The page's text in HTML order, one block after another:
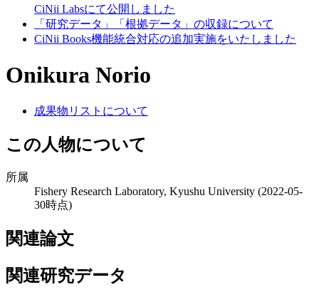
CiNii Labsにて公開しました
「研究データ」「根拠データ」の収録について
CiNii Books機能統合対応の追加実施をいたしました
Onikura Norio
成果物リストについて
この人物について
所属
Fishery Research Laboratory, Kyushu University (2022-05-
30時点)
関連論文
関連研究データ